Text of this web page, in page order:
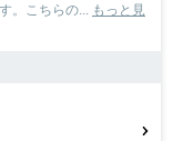
。こちらの...
もっと見